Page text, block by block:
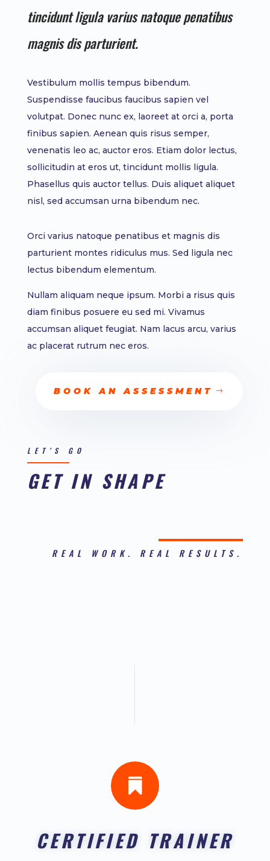
tincidunt ligula varius natoque penatibus
magnis dis parturient.
Vestibulum mollis tempus bibendum.
Suspendisse faucibus faucibus sapien vel
volutpat. Donec nunc ex, laoreet at orci a, porta
finibus sapien. Aenean quis risus semper,
venenatis leo ac, auctor eros. Etiam dolor lectus,
sollicitudin at eros ut, tincidunt mollis ligula.
Phasellus quis auctor tellus. Duis aliquet aliquet
nisl, sed accumsan urna bibendum nec.
Orci varius natoque penatibus et magnis dis
parturient montes ridiculus mus. Sed ligula nec
lectus bibendum elementum.
Nullam aliquam neque ipsum. Morbi a risus quis
diam finibus posuere eu sed mi. Vivamus
accumsan aliquet feugiat. Nam lacus arcu, varius
ac placerat rutrum nec eros.
BOOK AN ASSESSMENT
LET’S GO
GET IN SHAPE
REAL WORK. REAL RESULTS.

CERTIFIED TRAINER